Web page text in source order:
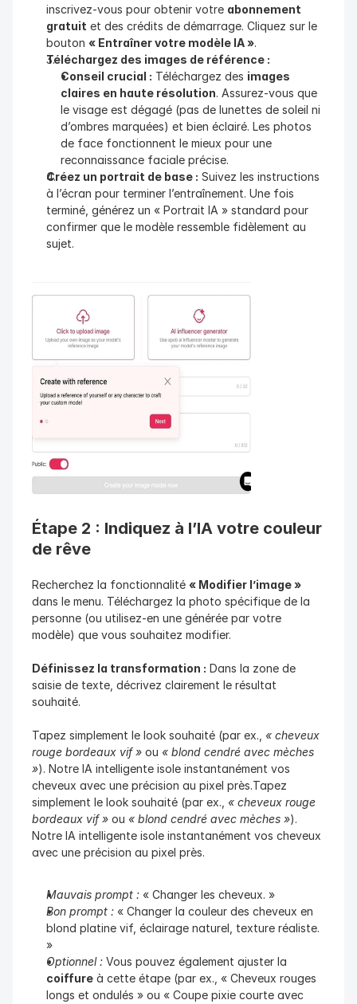
inscrivez-vous pour obtenir votre abonnement
gratuit et des crédits de démarrage. Cliquez sur le
bouton « Entraîner votre modèle IA ».
Téléchargez des images de référence :
Conseil crucial : Téléchargez des images
claires en haute résolution. Assurez-vous que
le visage est dégagé (pas de lunettes de soleil ni
d’ombres marquées) et bien éclairé. Les photos
de face fonctionnent le mieux pour une
reconnaissance faciale précise.
Créez un portrait de base : Suivez les instructions
à l’écran pour terminer l’entraînement. Une fois
terminé, générez un « Portrait IA » standard pour
confirmer que le modèle ressemble fidèlement au
sujet.
Étape 2 : Indiquez à l’IA votre couleur
de rêve
Recherchez la fonctionnalité « Modifier l’image »
dans le menu. Téléchargez la photo spécifique de la
personne (ou utilisez-en une générée par votre
modèle) que vous souhaitez modifier.
Définissez la transformation : Dans la zone de
saisie de texte, décrivez clairement le résultat
souhaité.
Tapez simplement le look souhaité (par ex., « cheveux
rouge bordeaux vif » ou « blond cendré avec mèches
»). Notre IA intelligente isole instantanément vos
cheveux avec une précision au pixel près.Tapez
simplement le look souhaité (par ex., « cheveux rouge
bordeaux vif » ou « blond cendré avec mèches »).
Notre IA intelligente isole instantanément vos cheveux
avec une précision au pixel près.
Mauvais prompt : « Changer les cheveux. »
Bon prompt : « Changer la couleur des cheveux en
blond platine vif, éclairage naturel, texture réaliste.
»
Optionnel :
coiffure à cette étape (par ex., « Cheveux rouges
longs et ondulés » ou « Coupe pixie courte avec